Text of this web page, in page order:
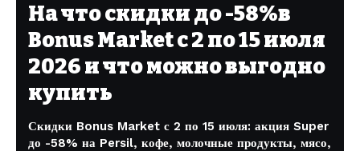
На что скидки до -58%в
Bonus Market с 2 по 15 июля
2026 и что можно выгодно
купить
Скидки Bonus Market с 2 по 15 июля: акция Super
до -58% на Persil, кофе, молочные продукты, мясо,